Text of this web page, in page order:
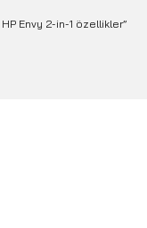
Envy 2-in-1 özellikler”